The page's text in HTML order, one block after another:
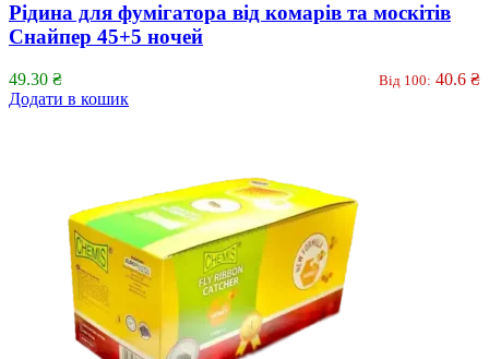
Рідина для фумігатора від комарів та москітів
Снайпер 45+5 ночей
49.30 ₴ Від 100: 40.6 ₴
Додати в кошик